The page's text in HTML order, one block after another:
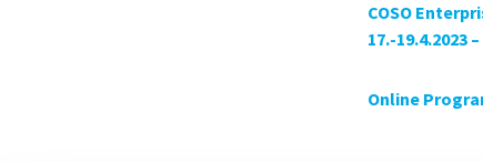
COSO
17.-19.4.2023
Online